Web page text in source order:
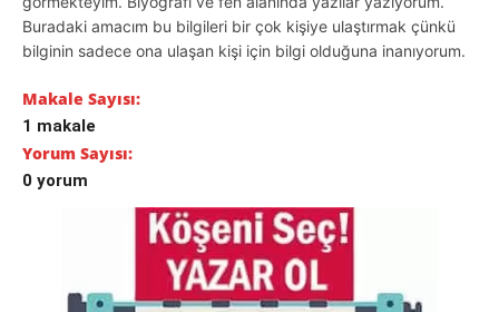
Buradaki amacım bu bilgileri bir çok kişiye ulaştırmak çünkü
bilginin sadece ona ulaşan kişi için bilgi olduğuna inanıyorum.
Makale Sayısı:
1 makale
Yorum Sayısı:
0 yorum